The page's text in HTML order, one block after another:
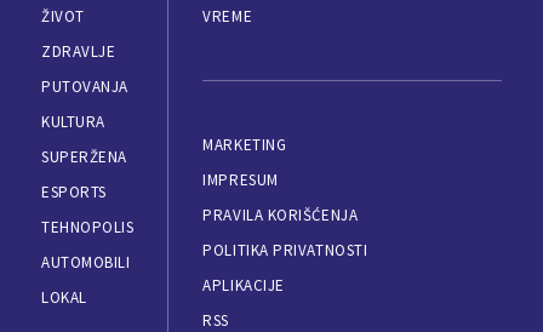
ŽIVOT
ZDRAVLJE
PUTOVANJA
KULTURA
SUPERŽENA
ESPORTS
TEHNOPOLIS
AUTOMOBILI
LOKAL
VREME
MARKETING
IMPRESUM
PRAVILA KORIŠĆENJA
POLITIKA PRIVATNOSTI
APLIKACIJE
RSS